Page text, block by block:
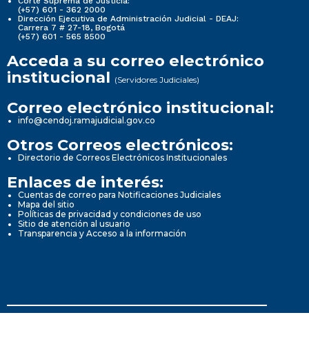
(+57) 601 - 362 2000
Dirección Ejecutiva de Administración Judicial - DEAJ:
Carrera 7 # 27-18, Bogotá
(+57) 601 - 565 8500
Acceda a su correo electrónico
institucional (Servidores Judiciales)
Correo electrónico institucional:
info@cendoj.ramajudicial.gov.co
Otros Correos electrónicos:
Directorio de Correos Electrónicos Institucionales
Enlaces de interés:
Cuentas de correo para Notificaciones Judiciales
Mapa del sitio
Políticas de privacidad y condiciones de uso
Sitio de atención al usuario
Transparencia y Acceso a la información